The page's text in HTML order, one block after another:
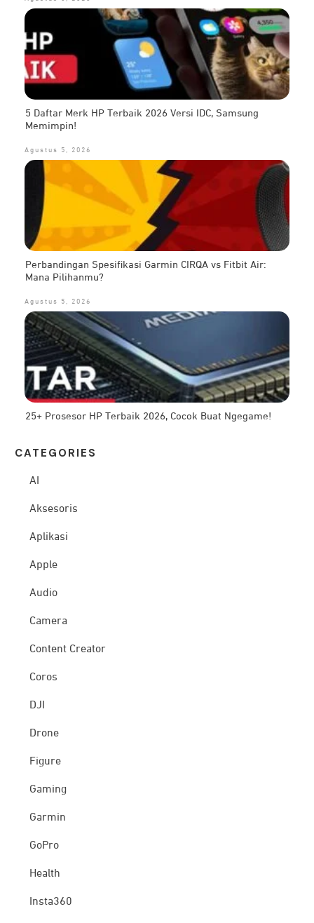
5 Daftar Merk HP Terbaik 2026 Versi IDC, Samsung
Memimpin!
Agustus 5, 2026
Perbandingan Spesifikasi Garmin CIRQA vs Fitbit Air:
Mana Pilihanmu?
Agustus 5, 2026
25+ Prosesor HP Terbaik 2026, Cocok Buat Ngegame!
CATEG ORIES
AI
Aksesoris
Aplikasi
Apple
Audio
Camera
Content Creator
Coros
DJI
Drone
Figure
Gaming
Garmin
GoPro
Health
Insta360